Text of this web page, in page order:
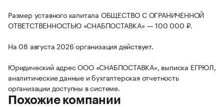
Размер уставного капитала ОБЩЕСТВО С ОГРАНИЧЕННОЙ
ОТВЕТСТВЕННОСТЬЮ «СНАБПОСТАВКА» — 100 000 ₽.
На 08 августа 2026 организация действует.
Юридический адрес ООО «СНАБПОСТАВКА», выписка ЕГРЮЛ,
аналитические данные и бухгалтерская отчетность
организации доступны в системе.
Похожие компании